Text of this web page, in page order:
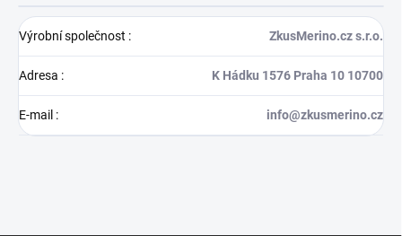
Výrobní společnost : ZkusMerino.cz s.r.o.
Adresa : K Hádku 1576 Praha 10 10700
E-mail : info@zkusmerino.cz